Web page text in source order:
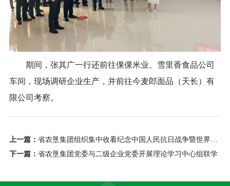
期间，张其广一行还前往倮倮米业、雪里香食品公司
车间，现场调研企业生产，并前往今麦郎面品（天长）有
限公司考察。
上一篇： 省农垦集团组织集中收看纪念中国人民抗日战争暨世界反法西斯战争胜利80周年大会直播
下一篇： 省农垦集团党委与二级企业党委开展理论学习中心组联学